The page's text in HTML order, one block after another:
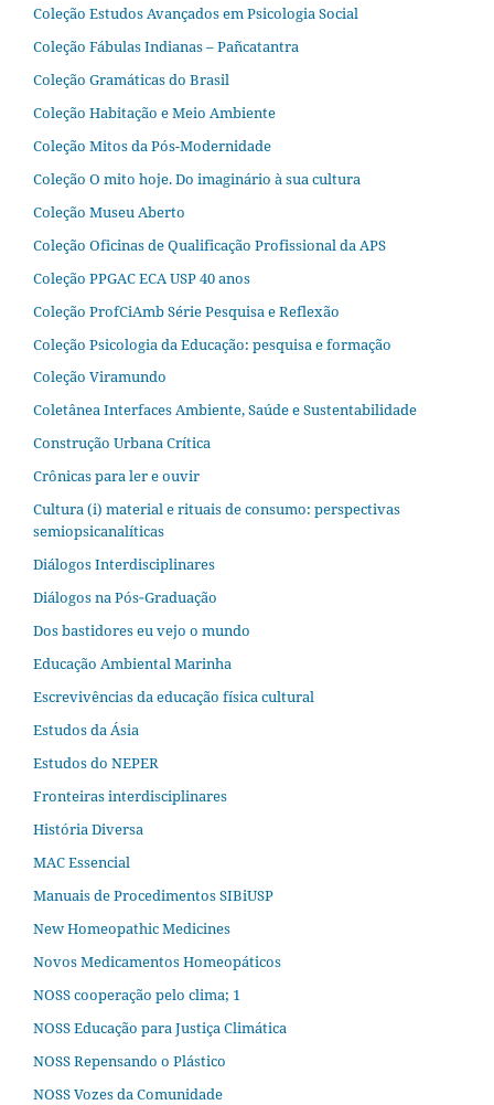
Coleção Estudos Avançados em Psicologia Social
Coleção Fábulas Indianas – Pañcatantra
Coleção Gramáticas do Brasil
Coleção Habitação e Meio Ambiente
Coleção Mitos da Pós-Modernidade
Coleção O mito hoje. Do imaginário à sua cultura
Coleção Museu Aberto
Coleção Oficinas de Qualificação Profissional da APS
Coleção PPGAC ECA USP 40 anos
Coleção ProfCiAmb Série Pesquisa e Reflexão
Coleção Psicologia da Educação: pesquisa e formação
Coleção Viramundo
Coletânea Interfaces Ambiente, Saúde e Sustentabilidade
Construção Urbana Crítica
Crônicas para ler e ouvir
Cultura (i) material e rituais de consumo: perspectivas
semiopsicanalíticas
Diálogos Interdisciplinares
Diálogos na Pós‐Graduação
Dos bastidores eu vejo o mundo
Educação Ambiental Marinha
Escrevivências da educação física cultural
Estudos da Ásia​
Estudos do NEPER
Fronteiras interdisciplinares
História Diversa
MAC Essencial
Manuais de Procedimentos SIBiUSP
New Homeopathic Medicines
Novos Medicamentos Homeopáticos
NOSS cooperação pelo clima; 1
NOSS Educação para Justiça Climática
NOSS Repensando o Plástico
NOSS Vozes da Comunidade